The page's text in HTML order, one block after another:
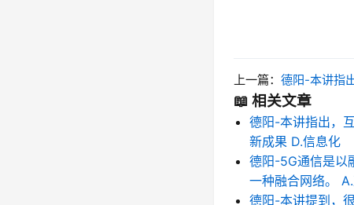
上一篇： 德阳-本讲指出，互联网+”行动计划里
📖 相关文章
德阳-本讲指出，
新成果 D.信息化
德阳-5G通信是以
一种融合网络。
德阳-本讲提到，